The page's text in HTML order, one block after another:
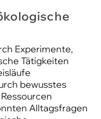
Experimente,
Tätigkeiten
bewusstes
Alltagsfragen